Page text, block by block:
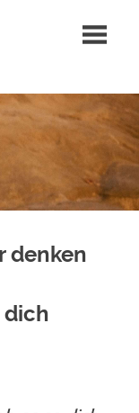
denken
dich